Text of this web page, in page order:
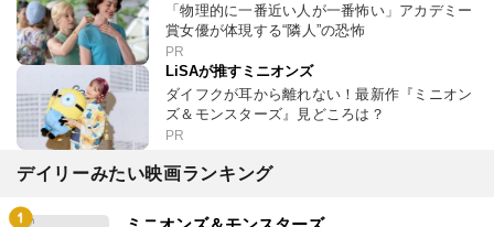
「物理的に一番近い人が一番怖い」アカデミー
賞女優が体現する“隣人”の恐怖
PR
LiSAが推すミニオンズ
ダイフクが耳から離れない！最新作『ミニオン
ズ＆モンスターズ』見どころは？
PR
デイリーみたい映画ランキング